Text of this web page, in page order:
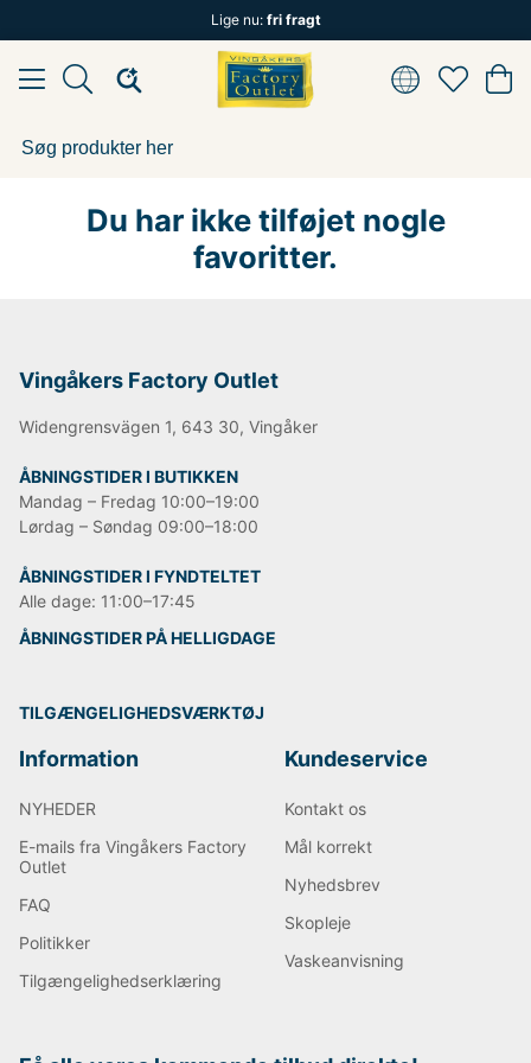
Lige nu: fri fragt
Du har ikke tilføjet nogle
favoritter.
Vingåkers Factory Outlet
Widengrensvägen 1, 643 30, Vingåker
ÅBNINGSTIDER I BUTIKKEN
Mandag – Fredag 10:00–19:00
Lørdag – Søndag 09:00–18:00
ÅBNINGSTIDER I FYNDTELTET
Alle dage: 11:00–17:45
ÅBNINGSTIDER PÅ HELLIGDAGE
TILGÆNGELIGHEDSVÆRKTØJ
Information
NYHEDER
E-mails fra Vingåkers Factory
Outlet
FAQ
Politikker
Tilgængelighedserklæring
Kundeservice
Kontakt os
Mål korrekt
Nyhedsbrev
Skopleje
Vaskeanvisning